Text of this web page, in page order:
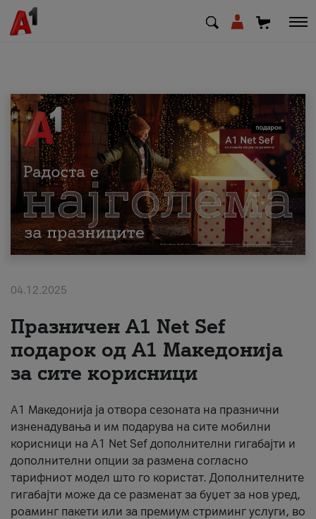
МК EN SQ
Приватни Деловни
Поддршка
Надополни кредит
За нас
#ПодобарОнлајн
04.12.2025
Празничен A1 Net Sеf
подарок од А1 Македонија
за сите корисници
А1 Македонија ја отвора сезоната на празнични
изненадувања и им подарува на сите мобилни
корисници на A1 Net Sef дополнителни гигабајти и
дополнителни опции за размена согласно
тарифниот модел што го користат. Дополнителните
гигабајти може да се разменат за буџет за нов уред,
роаминг пакети или за премиум стриминг услуги, во